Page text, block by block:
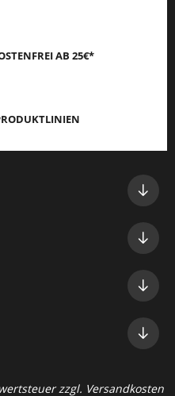
AB 25€*
zzgl. Versandkosten